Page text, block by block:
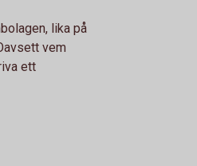
lika på
vem
ett